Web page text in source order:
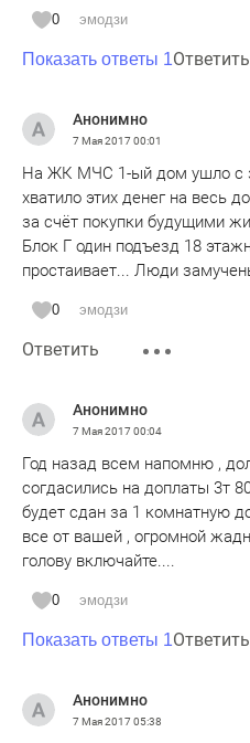
0 эмодзи
Показать ответы 1Ответить
Анонимно
7 Мая 201700:01
На ЖК МЧС 1-ый дом ушло с
хватило этих денег на весь
за счёт покупки будущими
Блок Г один подъезд 18
простаивает... Люди
0 эмодзи
Ответить
Анонимно
7 Мая 201700:04
Год назад всем напомню ,
согдасились на доплаты 3т
будет сдан за 1 комнатную
все от вашей , огромной
голову включайте....
0 эмодзи
Показать ответы 1Ответить
Анонимно
7 Мая 201705:38